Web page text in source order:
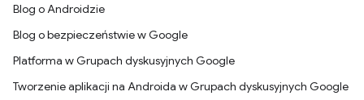
Blog o Androidzie
Blog o bezpieczeństwie w Google
Platforma w Grupach dyskusyjnych Google
Tworzenie aplikacji na Androida w Grupach dyskusyjnych Google